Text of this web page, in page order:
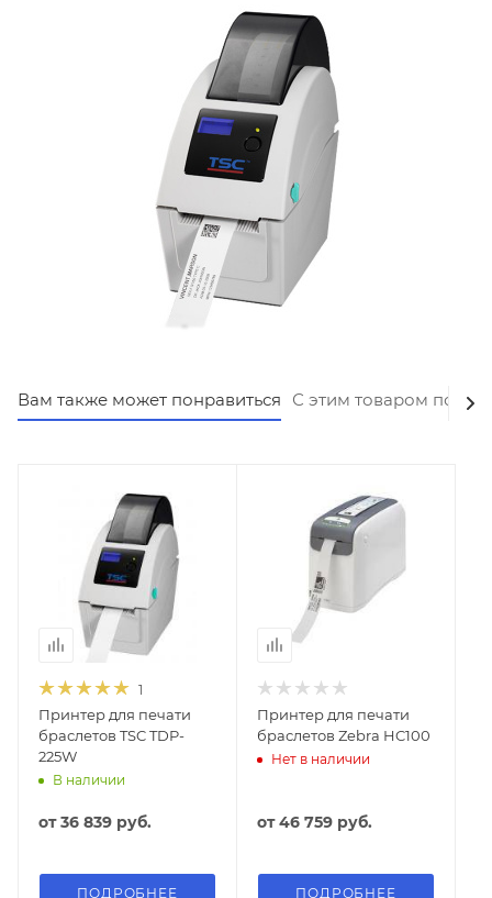
Вам также может понравиться С этим товаром
1
Принтер для печати
браслетов TSC TDP-
225W
В наличии
от36 839 руб.
ПОДРОБНЕЕ
Принтер для печати
браслетов Zebra HC100
Нет в наличии
от46 759 руб.
ПОДРОБНЕЕ